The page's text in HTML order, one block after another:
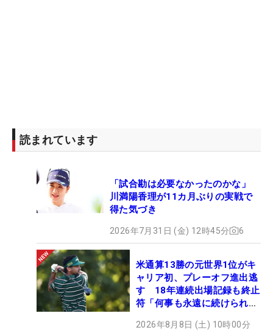
読まれています
「試合勘は必要なかったのかな」
川満陽香理が11カ月ぶりの実戦で
得た気づき
2026年7月31日 (金) 12時45分 6
米通算13勝の元世界1位がキ
ャリア初、プレーオフ進出逃
す 18年連続出場記録も終止
符「何事も永遠に続けられな
2026年8月8日 (土) 10時00分